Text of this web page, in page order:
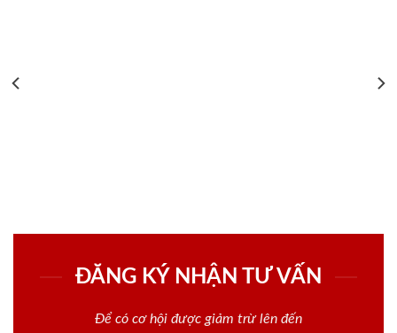
ĐĂNG KÝ NHẬN TƯ VẤN
Để có cơ hội được giảm trừ lên đến